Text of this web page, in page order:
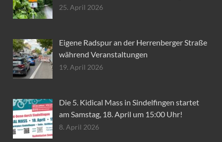
25. April 2026
Eigene Radspur an der Herrenberger Straße
während Veranstaltungen
19. April 2026
Die 5. Kidical Mass in Sindelfingen startet
am Samstag, 18. April um 15:00 Uhr!
8. April 2026